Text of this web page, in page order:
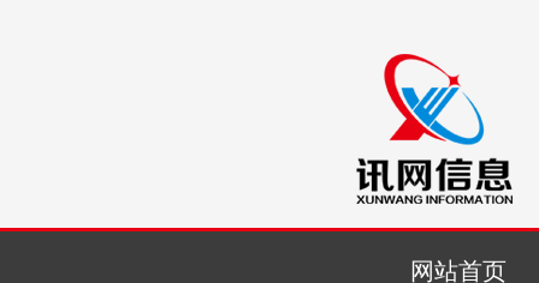
网站首页